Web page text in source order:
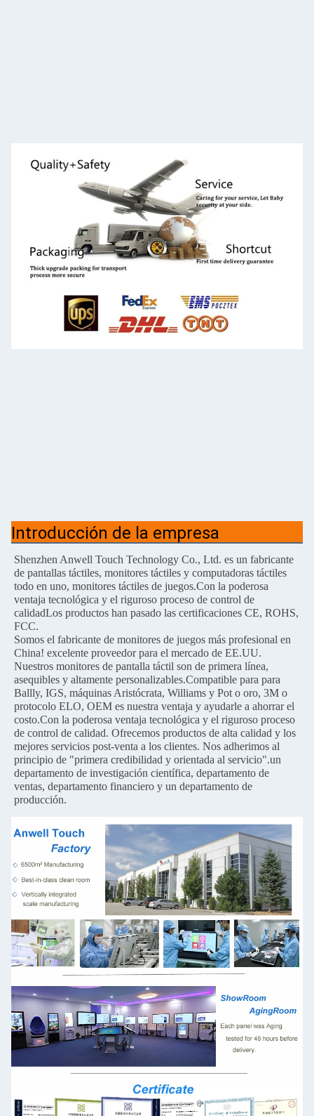
Introducción de la empresa
Shenzhen Anwell Touch Technology Co., Ltd. es un fabricante
de pantallas táctiles, monitores táctiles y computadoras táctiles
todo en uno, monitores táctiles de juegos.Con la poderosa
ventaja tecnológica y el riguroso proceso de control de
calidadLos productos han pasado las certificaciones CE, ROHS,
FCC.
Somos el fabricante de monitores de juegos más profesional en
China! excelente proveedor para el mercado de EE.UU.
Nuestros monitores de pantalla táctil son de primera línea,
asequibles y altamente personalizables.Compatible para para
Ballly, IGS, máquinas Aristócrata, Williams y Pot o oro, 3M o
protocolo ELO, OEM es nuestra ventaja y ayudarle a ahorrar el
costo.Con la poderosa ventaja tecnológica y el riguroso proceso
de control de calidad. Ofrecemos productos de alta calidad y los
mejores servicios post-venta a los clientes. Nos adherimos al
principio de "primera credibilidad y orientada al servicio".un
departamento de investigación científica, departamento de
ventas, departamento financiero y un departamento de
producción.